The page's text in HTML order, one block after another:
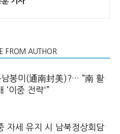
FROM AUTHOR
남봉미(通南封美)?… “南 활
‘이중 전략'”
자세 유지 시 남북정상회담